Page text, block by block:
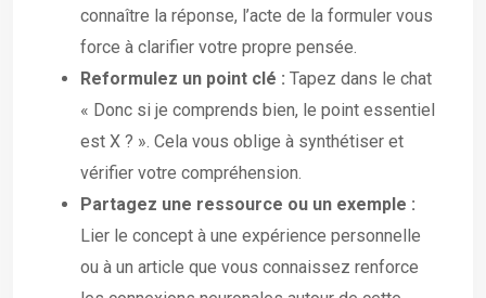
connaître la réponse, l’acte de la formuler vous
force à clarifier votre propre pensée.
Reformulez un point clé : Tapez dans le chat
« Donc si je comprends bien, le point essentiel
est X ? ». Cela vous oblige à synthétiser et
vérifier votre compréhension.
Partagez une ressource ou un exemple :
Lier le concept à une expérience personnelle
ou à un article que vous connaissez renforce